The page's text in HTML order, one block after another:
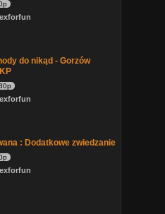
do nikąd - Gorzów
: Dodatkowe zwiedzanie